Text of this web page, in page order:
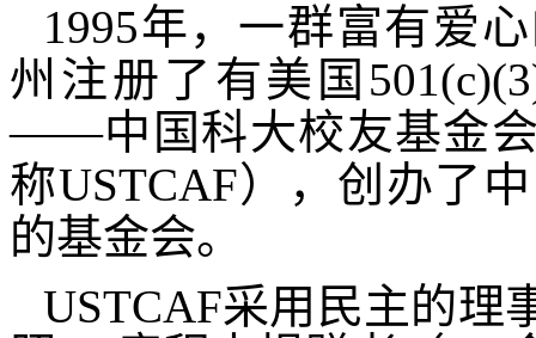
1995年，一群富有爱
州注册了有美国
——中国科大校友基金
称USTCAF），创办了
的基金会。
USTCAF采用民主的理